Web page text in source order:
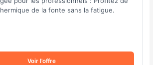
de la fonte sans la fatigue.
Voir l'offre